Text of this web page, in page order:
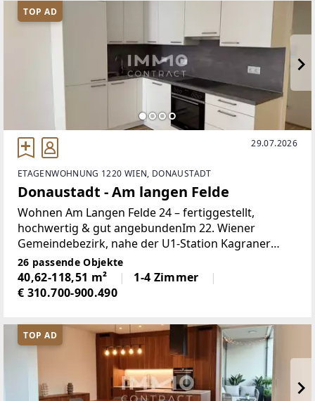
TOP AD
29.07.2026
ETAGENWOHNUNG 1220 WIEN, DONAUSTADT
Donaustadt - Am langen Felde
Wohnen Am Langen Felde 24 – fertiggestellt,
hochwertig & gut angebundenIm 22. Wiener
Gemeindebezirk, nahe der U1-Station Kagraner
Platz, stehen bereits fertiggestellte
Eigentumswohnungen zum Einzug bereit. Die
Wohnhausanlage mit vier Stiegen
26 passende Objekte
40,62-118,51 m²
1-4 Zimmer
€ 310.700-900.490
TOP AD